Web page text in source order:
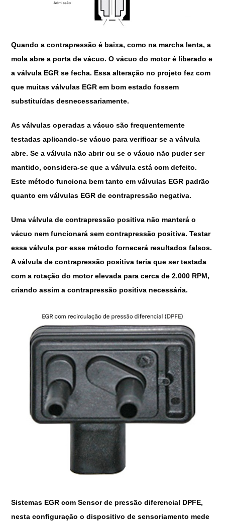
Quando a contrapressão é baixa, como na marcha lenta, a
mola abre a porta de vácuo. O vácuo do motor é liberado e
a válvula EGR se fecha. Essa alteração no projeto fez com
que muitas válvulas EGR em bom estado fossem
substituídas desnecessariamente.
As válvulas operadas a vácuo são frequentemente
testadas aplicando-se vácuo para verificar se a válvula
abre. Se a válvula não abrir ou se o vácuo não puder ser
mantido, considera-se que a válvula está com defeito.
Este método funciona bem tanto em válvulas EGR padrão
quanto em válvulas EGR de contrapressão negativa.
Uma válvula de contrapressão positiva não manterá o
vácuo nem funcionará sem contrapressão positiva. Testar
essa válvula por esse método fornecerá resultados falsos.
A válvula de contrapressão positiva teria que ser testada
com a rotação do motor elevada para cerca de 2.000 RPM,
criando assim a contrapressão positiva necessária.
Sistemas EGR com Sensor de pressão diferencial DPFE,
nesta configuração o dispositivo de sensoriamento mede